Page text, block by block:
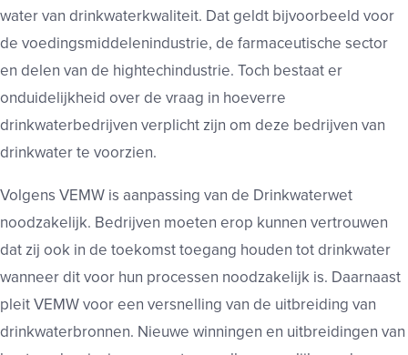
water van drinkwaterkwaliteit. Dat geldt bijvoorbeeld voor
de voedingsmiddelenindustrie, de farmaceutische sector
en delen van de hightechindustrie. Toch bestaat er
onduidelijkheid over de vraag in hoeverre
drinkwaterbedrijven verplicht zijn om deze bedrijven van
drinkwater te voorzien.
Volgens VEMW is aanpassing van de Drinkwaterwet
noodzakelijk. Bedrijven moeten erop kunnen vertrouwen
dat zij ook in de toekomst toegang houden tot drinkwater
wanneer dit voor hun processen noodzakelijk is. Daarnaast
pleit VEMW voor een versnelling van de uitbreiding van
drinkwaterbronnen. Nieuwe winningen en uitbreidingen van